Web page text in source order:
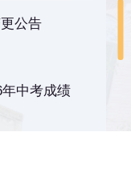
公告
中考成绩